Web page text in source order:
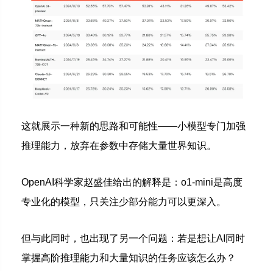
这就展示一种新的思路和可能性——小模型专门加强
推理能力，放弃在参数中存储大量世界知识。
OpenAI科学家赵盛佳给出的解释是： o1-mini是高度
专业化的模型，只关注少部分能力可以更深入。
但与此同时，也出现了另一个问题：若是想让AI同时
掌握高阶推理能力和大量知识的任务应该怎么办？